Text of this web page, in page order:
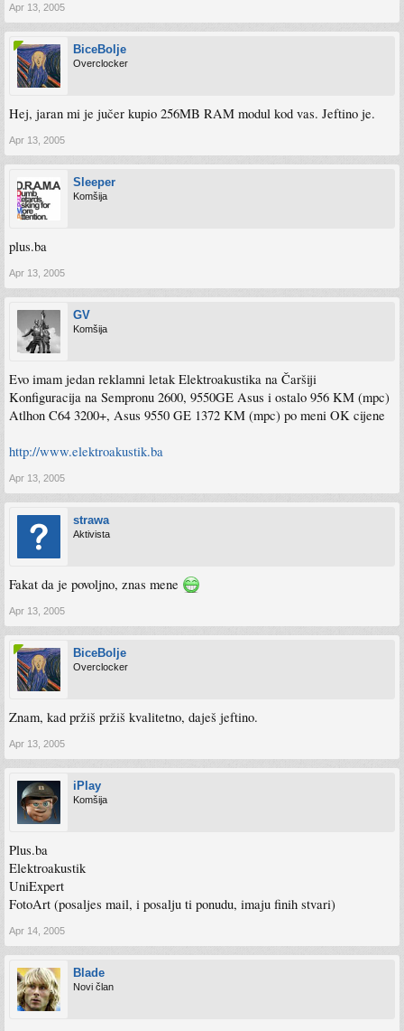
Apr 13, 2005
BiceBolje
Overclocker
Hej, jaran mi je jučer kupio 256MB RAM modul kod vas. Jeftino je.
Apr 13, 2005
Sleeper
Komšija
plus.ba
Apr 13, 2005
GV
Komšija
Evo imam jedan reklamni letak Elektroakustika na Čaršiji
Konfiguracija na Sempronu 2600, 9550GE Asus i ostalo 956 KM (mpc)
Atlhon C64 3200+, Asus 9550 GE 1372 KM (mpc) po meni OK cijene
http://www.elektroakustik.ba
Apr 13, 2005
strawa
Aktivista
Fakat da je povoljno, znas mene
Apr 13, 2005
BiceBolje
Overclocker
Znam, kad pržiš pržiš kvalitetno, daješ jeftino.
Apr 13, 2005
iPlay
Komšija
Plus.ba
Elektroakustik
UniExpert
FotoArt (posaljes mail, i posalju ti ponudu, imaju finih stvari)
Apr 14, 2005
Blade
Novi član